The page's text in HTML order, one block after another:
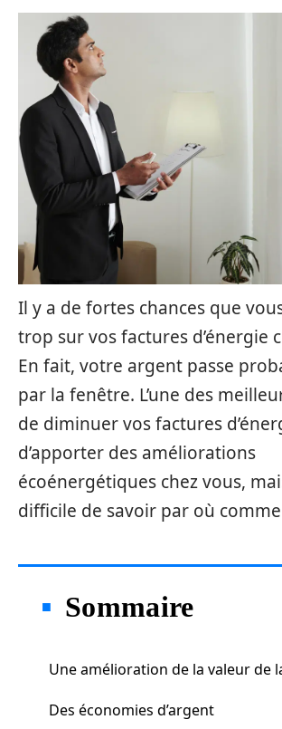
Il y a de fortes chances que
trop sur vos factures d’énergie
En fait, votre argent passe
par la fenêtre. L’une des
de diminuer vos factures
d’apporter des améliorations
écoénergétiques chez vous,
difficile de savoir par où
Sommaire
Une amélioration de la valeur de
Des économies d’argent